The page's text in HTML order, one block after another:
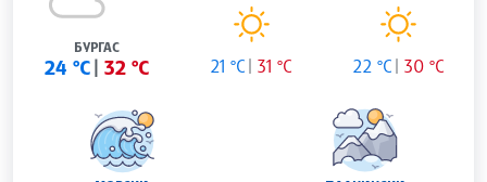
БУРГАС
24 °C 32 °C 21 °C 31 °C 22 °C 30 °C